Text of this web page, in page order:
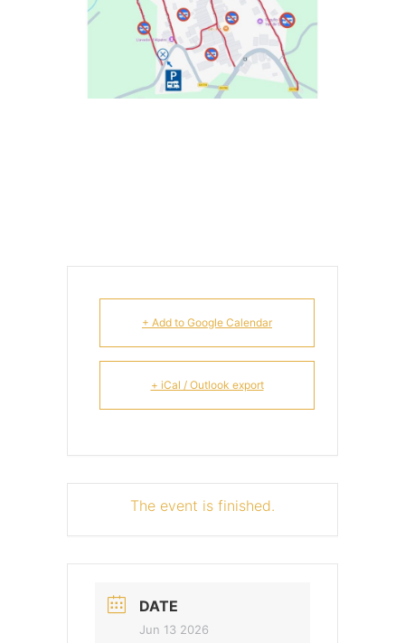
+ Add to Google Calendar
+ iCal / Outlook export
The event is finished.
DATE
Jun 13 2026